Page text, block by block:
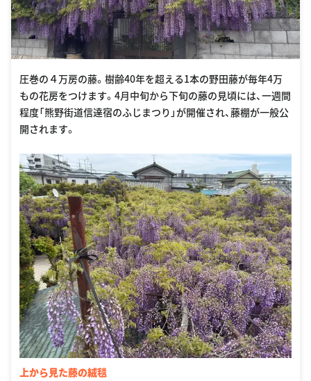
圧巻の４万房の藤。樹齢40年を超える1本の野田藤が毎年4万
もの花房をつけます。4月中旬から下旬の藤の見頃には、一週間
程度「熊野街道信達宿のふじまつり」が開催され、藤棚が一般公
開されます。
上から見た藤の絨毯